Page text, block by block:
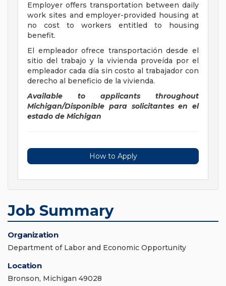
Employer offers transportation between daily
work sites and employer-provided housing at
no cost to workers entitled to housing
benefit.
El empleador ofrece transportación desde el
sitio del trabajo y la vivienda proveída por el
empleador cada día sin costo al trabajador con
derecho al beneficio de la vivienda.
Available to applicants throughout
Michigan/Disponible para solicitantes en el
estado de Michigan
How to Apply
Job Summary
Organization
Department of Labor and Economic Opportunity
Location
Bronson, Michigan 49028